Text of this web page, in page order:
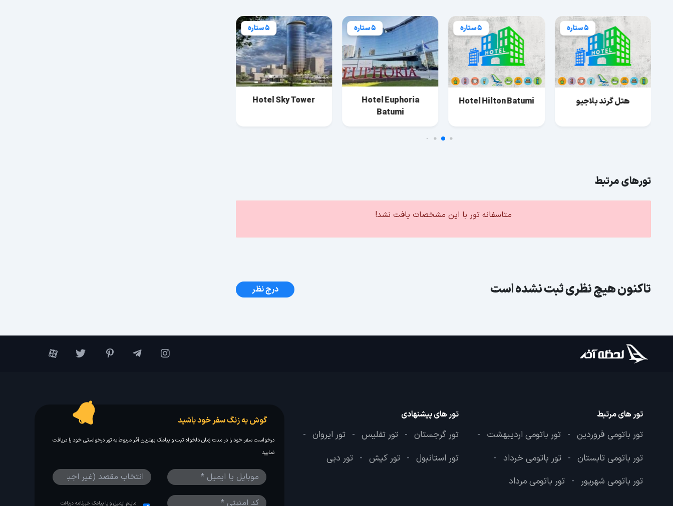
5 ستاره
هتل گرند بلاجیو
5 ستاره
Hotel Hilton Batumi
5 ستاره
Hotel Euphoria
Batumi
5 ستاره
Hotel Sky Tower
تورهای مرتبط
متاسفانه تور با این مشخصات یافت نشد!
تاکنون هیچ نظری ثبت نشده است درج نظر
تور های مرتبط
تور باتومی فروردین - تور باتومی اردیبهشت -
تور باتومی تابستان - تور باتومی خرداد -
تور باتومی شهریور - تور باتومی مرداد
تور های پیشنهادی
تور گرجستان - تور تفلیس - تور ایروان -
تور استانبول - تور کیش - تور دبی
گوش به زنگ سفر خود باشید
درخواست سفر خود را در مدت زمان دلخواه ثبت و پیامک بهترین آفر مربوط به تور درخواستی خود را دریافت
نمایید
مایلم ایمیل و یا پیامک خبرنامه دریافت